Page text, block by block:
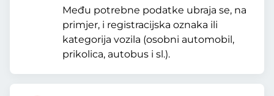
Među potrebne podatke ubraja se, na
primjer, i registracijska oznaka ili
kategorija vozila (osobni automobil,
prikolica, autobus i sl.).